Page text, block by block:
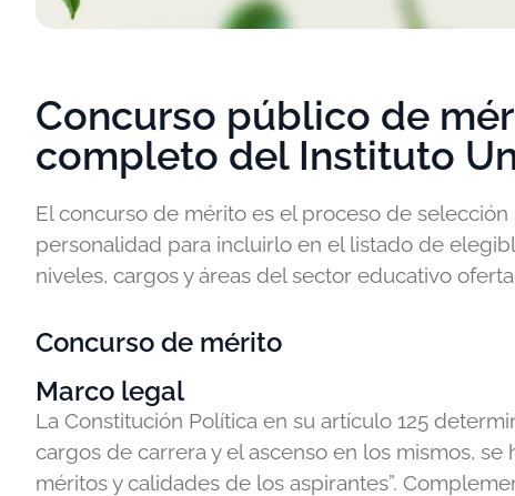
Concurso público de
completo del Instituto
El concurso de mérito es el proceso de
personalidad para incluirlo en el listado de
niveles, cargos y áreas del sector educativo
Concurso de mérito
Marco legal
La Constitución Política en su artículo 125
cargos de carrera y el ascenso en los mismos,
méritos y calidades de los aspirantes”.